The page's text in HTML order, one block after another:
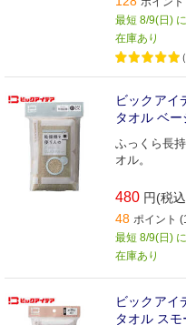
最短 8/9(日)
在庫あり
（
ビックアイ
タオル ベ
ふっくら長
オル。
480 円(税
48 ポイント
最短 8/9(日)
在庫あり
ビックアイ
タオル ス